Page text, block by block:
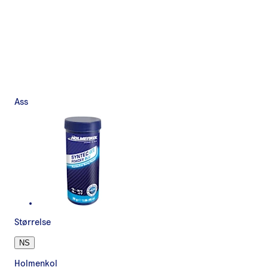
Ass
Størrelse
NS
Holmenkol